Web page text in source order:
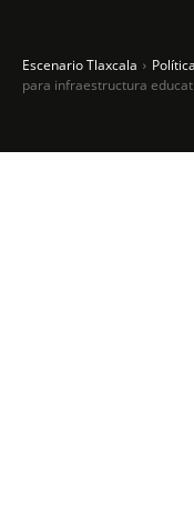
Escenario Tlaxcala Política
para infraestructura